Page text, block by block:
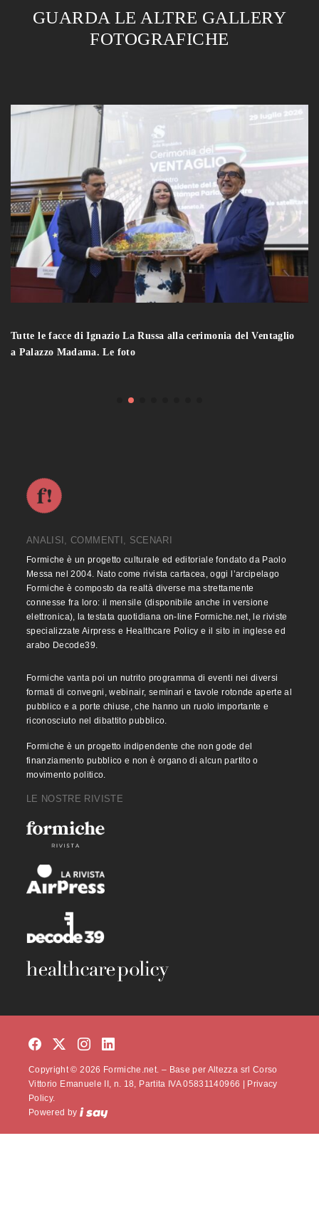
GUARDA LE ALTRE GALLERY
FOTOGRAFICHE
Tutte le facce di Ignazio La Russa alla cerimonia del Ventaglio
a Palazzo Madama. Le foto
ANALISI, COMMENTI, SCENARI
Formiche è un progetto culturale ed editoriale fondato da Paolo
Messa nel 2004. Nato come rivista cartacea, oggi l’arcipelago
Formiche è composto da realtà diverse ma strettamente
connesse fra loro: il mensile (disponibile anche in versione
elettronica), la testata quotidiana on-line Formiche.net, le riviste
specializzate Airpress e Healthcare Policy e il sito in inglese ed
arabo Decode39.
Formiche vanta poi un nutrito programma di eventi nei diversi
formati di convegni, webinair, seminari e tavole rotonde aperte al
pubblico e a porte chiuse, che hanno un ruolo importante e
riconosciuto nel dibattito pubblico.
Formiche è un progetto indipendente che non gode del
finanziamento pubblico e non è organo di alcun partito o
movimento politico.
LE NOSTRE RIVISTE
Copyright © 2026 Formiche.net. – Base per Altezza srl Corso
Vittorio Emanuele II, n. 18, Partita IVA 05831140966 | Privacy
Policy.
Powered by